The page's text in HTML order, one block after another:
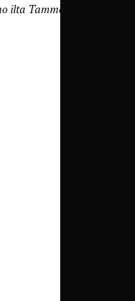
ilta Tammelassa”